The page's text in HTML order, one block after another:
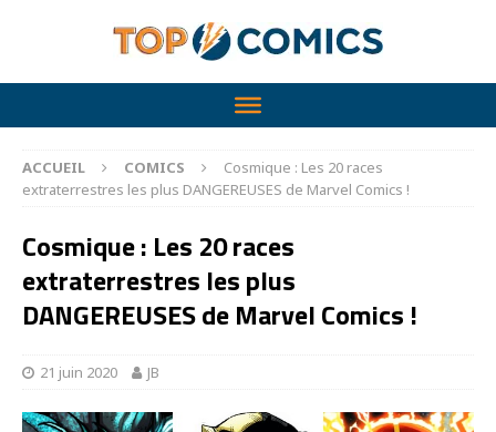
ACCUEIL COMICS
Cosmique : Les 20 races
extraterrestres les plus DANGEREUSES de Marvel Comics !
Cosmique : Les 20 races
extraterrestres les plus
DANGEREUSES de Marvel Comics !
21 juin 2020 JB